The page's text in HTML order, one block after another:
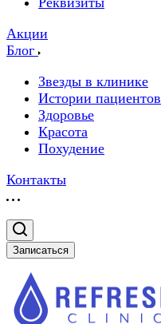
Акции
Блог
Звезды в клинике
Истории пациентов
Здоровье
Красота
Похудение
Контакты
Записаться